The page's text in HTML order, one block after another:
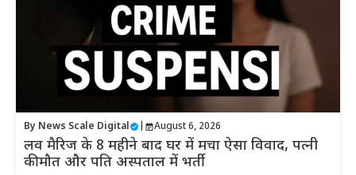
By News Scale Digital August 6, 2026
लव मैरिज के 8 महीने बाद घर में मचा ऐसा विवाद, पत्नी
की मौत और पति अस्पताल में भर्ती